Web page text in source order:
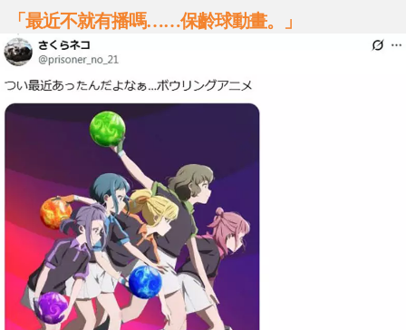
「最近不就有播嗎……保齡球動畫。」